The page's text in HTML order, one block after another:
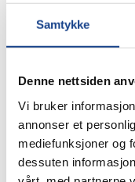
Samtykke
Denne nettsiden
Vi bruker
annonser et
mediefunksjoner og
dessuten
beredskap.
innfører en avgift
forsvinner, men
tap av norske
svekket
fornuftig politikk,